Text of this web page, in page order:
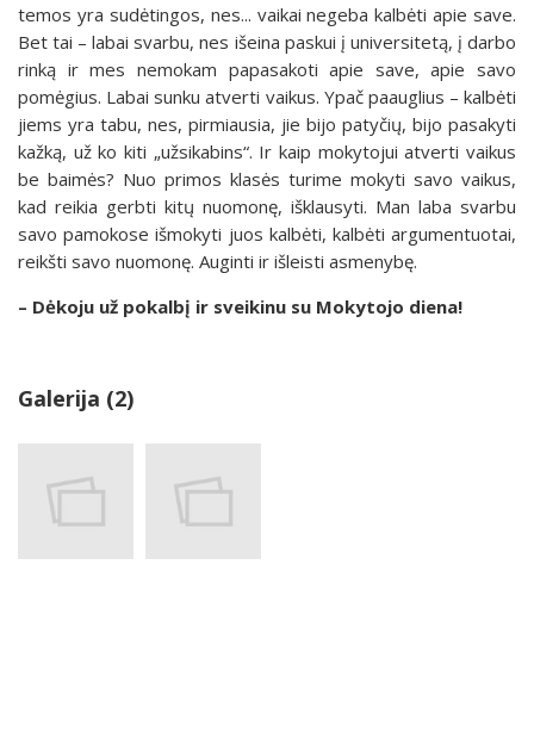
temos yra sudėtingos, nes... vaikai negeba kalbėti apie save.
Bet tai – labai svarbu, nes išeina paskui į universitetą, į darbo
rinką ir mes nemokam papasakoti apie save, apie savo
pomėgius. Labai sunku atverti vaikus. Ypač paauglius – kalbėti
jiems yra tabu, nes, pirmiausia, jie bijo patyčių, bijo pasakyti
kažką, už ko kiti „užsikabins“. Ir kaip mokytojui atverti vaikus
be baimės? Nuo primos klasės turime mokyti savo vaikus,
kad reikia gerbti kitų nuomonę, išklausyti. Man laba svarbu
savo pamokose išmokyti juos kalbėti, kalbėti argumentuotai,
reikšti savo nuomonę. Auginti ir išleisti asmenybę.
– Dėkoju už pokalbį ir sveikinu su Mokytojo diena!
Galerija (2)